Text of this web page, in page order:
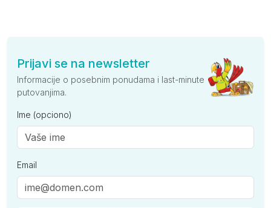
Prijavi se na newsletter
Informacije o posebnim ponudama i last-minute
putovanjima.
Ime (opciono)
Email